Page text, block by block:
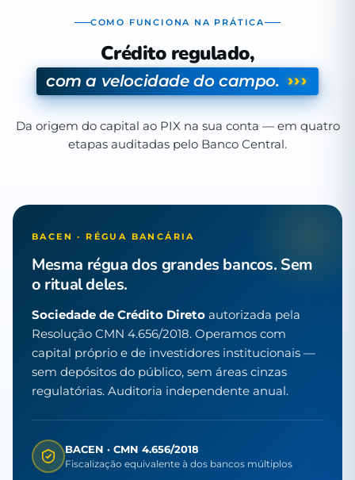
COMO FUNCIONA NA PRÁTICA
Crédito regulado,
com a velocidade do campo. ›››
Da origem do capital ao PIX na sua conta — em quatro
etapas auditadas pelo Banco Central.
BACEN · RÉGUA BANCÁRIA
Mesma régua dos grandes bancos. Sem
o ritual deles.
Sociedade de Crédito Direto autorizada pela
Resolução CMN 4.656/2018. Operamos com
capital próprio e de investidores institucionais —
sem depósitos do público, sem áreas cinzas
regulatórias. Auditoria independente anual.
BACEN · CMN 4.656/2018
Fiscalização equivalente à dos bancos múltiplos